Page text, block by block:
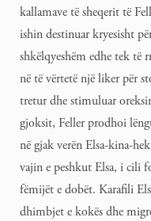
kallamave të sheqerit të
ishin destinuar kryesisht
shkëlqyeshëm edhe tek të
në të vërtetë një liker për
tretur dhe stimuluar
gjoksit, Feller prodhoi
në gjak verën Elsa-kina-
vajin e peshkut Elsa, i cili
fëmijët e dobët. Karafili
dhimbjet e kokës dhe